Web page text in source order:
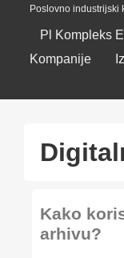
Poslovno industrijski
Pl Kompleks
Kompanije
Kako
arhivu?